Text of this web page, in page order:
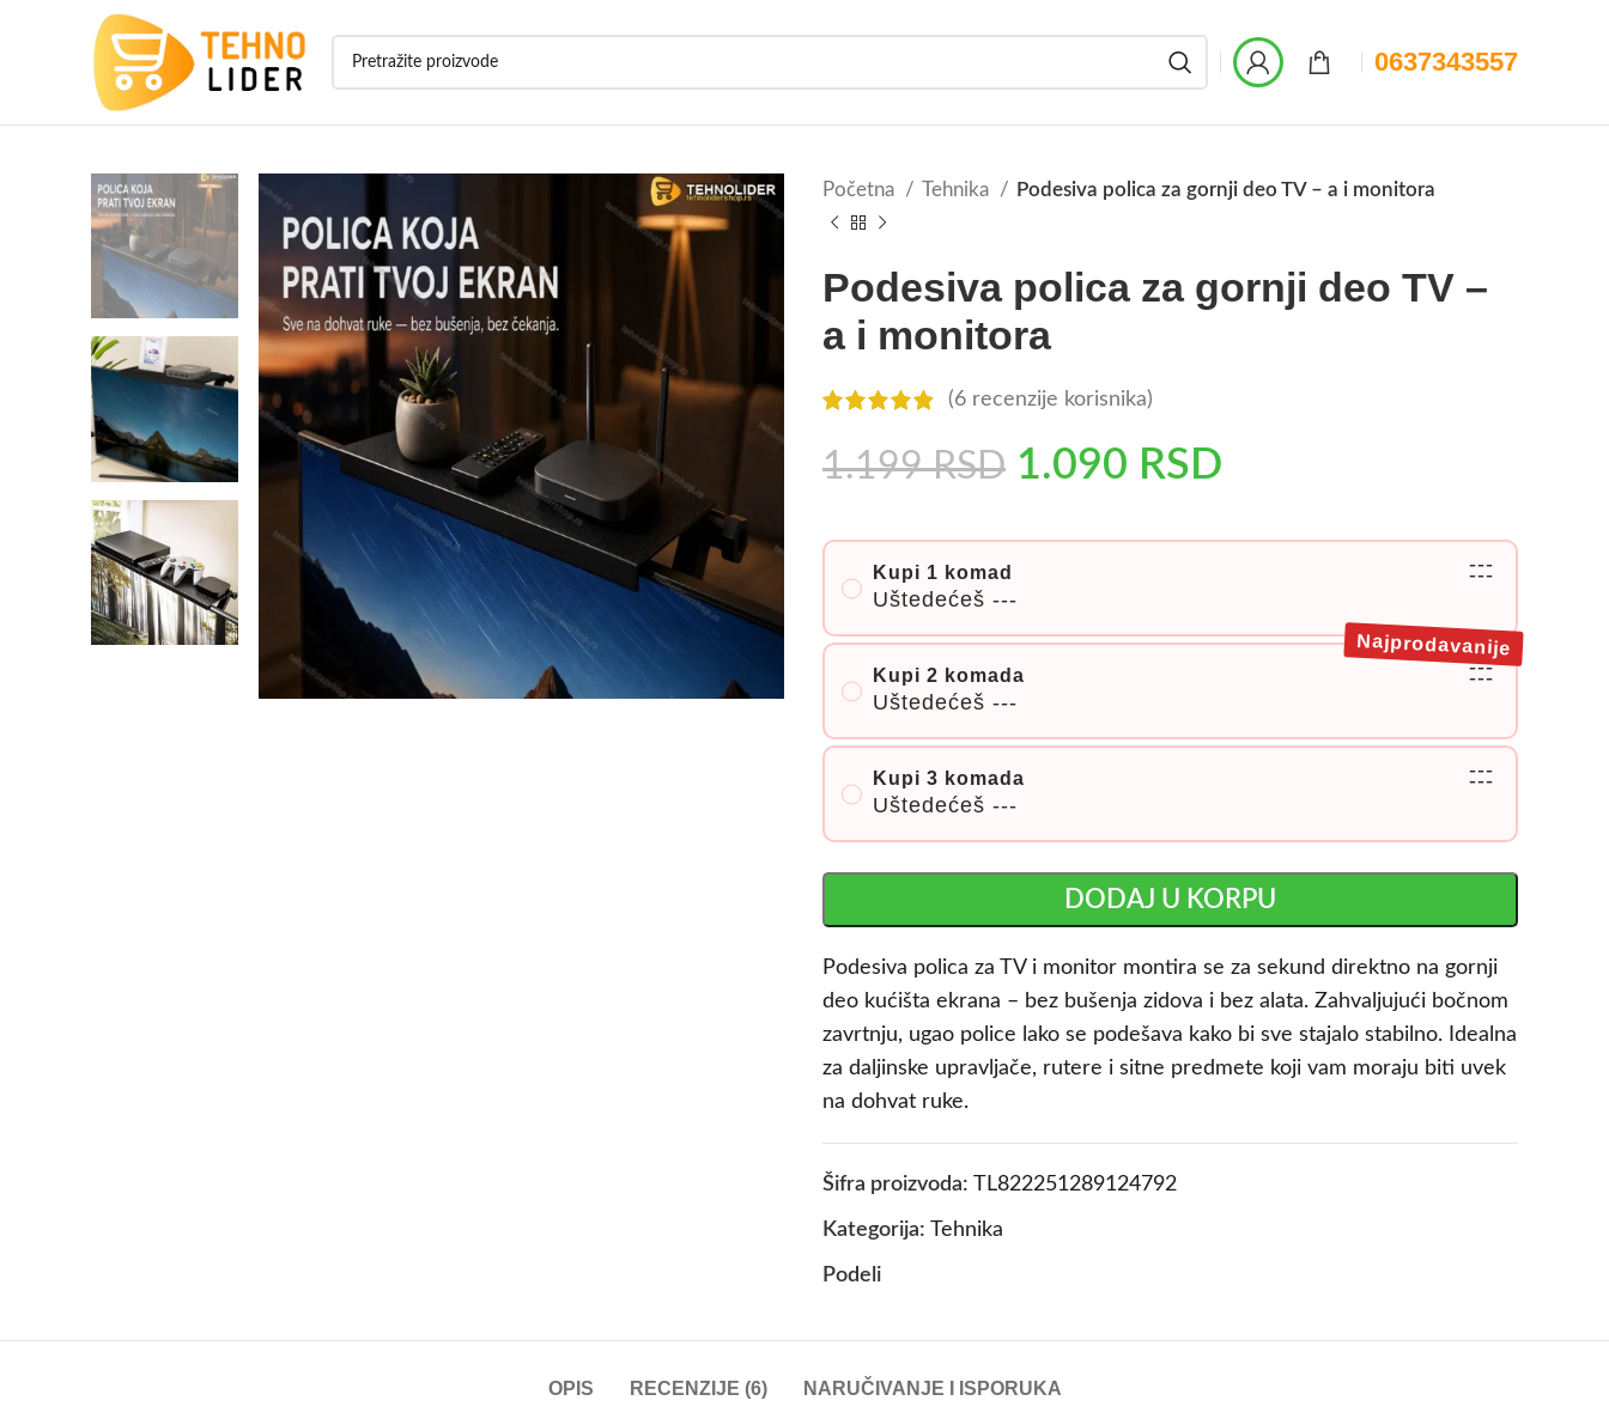
0637343557
Početna Tehnika Podesiva polica za gornji deo TV – a i monitora
Podesiva polica za gornji deo TV –
a i monitora
(6 recenzije korisnika)
1.199RSD 1.090 RSD
Kupi 1 komad
Uštedećeš ---
---
---
Kupi 2 komada
Uštedećeš ---
---
---
Najprodavanije
Kupi 3 komada
Uštedećeš ---
---
---
DODAJ U KORPU
Podesiva polica za TV i monitor montira se za sekund direktno na gornji
deo kućišta ekrana – bez bušenja zidova i bez alata. Zahvaljujući bočnom
zavrtnju, ugao police lako se podešava kako bi sve stajalo stabilno. Idealna
za daljinske upravljače, rutere i sitne predmete koji vam moraju biti uvek
na dohvat ruke.
Šifra proizvoda: TL822251289124792
Kategorija: Tehnika
Podeli
OPIS RECENZIJE (6) NARUČIVANJE I ISPORUKA